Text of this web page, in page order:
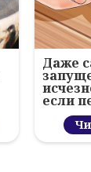
Даже
если